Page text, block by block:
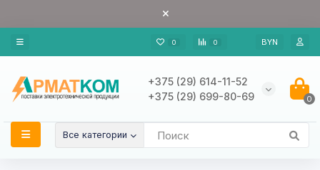
0 0 BYN
+375 (29) 614-11-52
+375 (29) 699-80-69
0
Все категории